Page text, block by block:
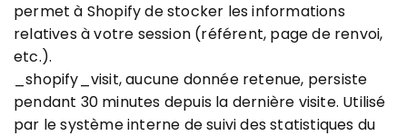
permet à Shopify de stocker les informations
relatives à votre session (référent, page de renvoi,
etc.).
_shopify_visit, aucune donnée retenue, persiste
pendant 30 minutes depuis la dernière visite. Utilisé
par le système interne de suivi des statistiques du